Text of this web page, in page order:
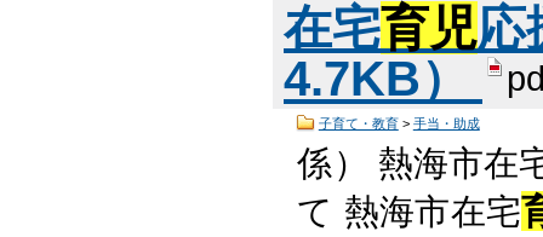
在宅育児応
4.7KB）
子育て・教育> 手当・助成
係） 熱海市在
て 熱海市在宅